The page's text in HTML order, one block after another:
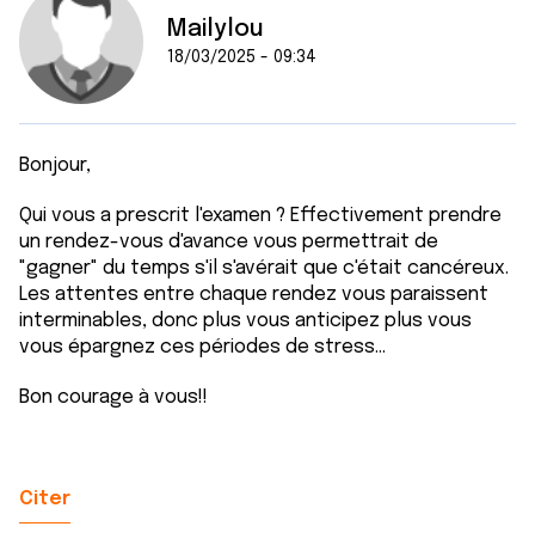
Mailylou
18/03/2025 - 09:34
Bonjour,
Qui vous a prescrit l'examen ? Effectivement prendre
un rendez-vous d'avance vous permettrait de
"gagner" du temps s'il s'avérait que c'était cancéreux.
Les attentes entre chaque rendez vous paraissent
interminables, donc plus vous anticipez plus vous
vous épargnez ces périodes de stress...
Bon courage à vous!!
Citer